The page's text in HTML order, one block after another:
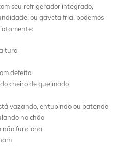
seu refrigerador integrado,
ou gaveta fria, podemos
defeito
cheiro de queimado
vazando, entupindo ou batendo
no chão
não funciona